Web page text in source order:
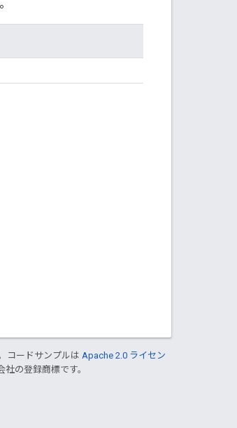
コードサンプルは Apache 2.0 ライセン
の登録商標です。